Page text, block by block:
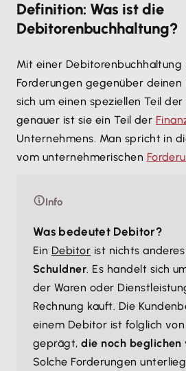
Definition: Was ist die
Debitorenbuchhaltung?
Mit einer
Forderungen gegenüber deinen
sich um einen speziellen Teil der
genauer ist sie ein Teil der
Unternehmens. Man spricht in
vom unternehmerischen
Info
Was bedeutet Debitor?
Ein Debitor ist nichts
Schuldner. Es handelt sich
der Waren oder
Rechnung kauft. Die
einem Debitor ist folglich von
geprägt,die noch beglichen
Solche Forderungen